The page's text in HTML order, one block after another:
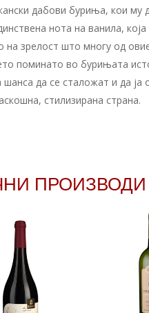
дабови буриња, кои му
нота на ванила,
на зрелост што многу од
поминато во бурињата
да се сталожат и да ја
стилизирана страна.
ПРОИЗВОДИ